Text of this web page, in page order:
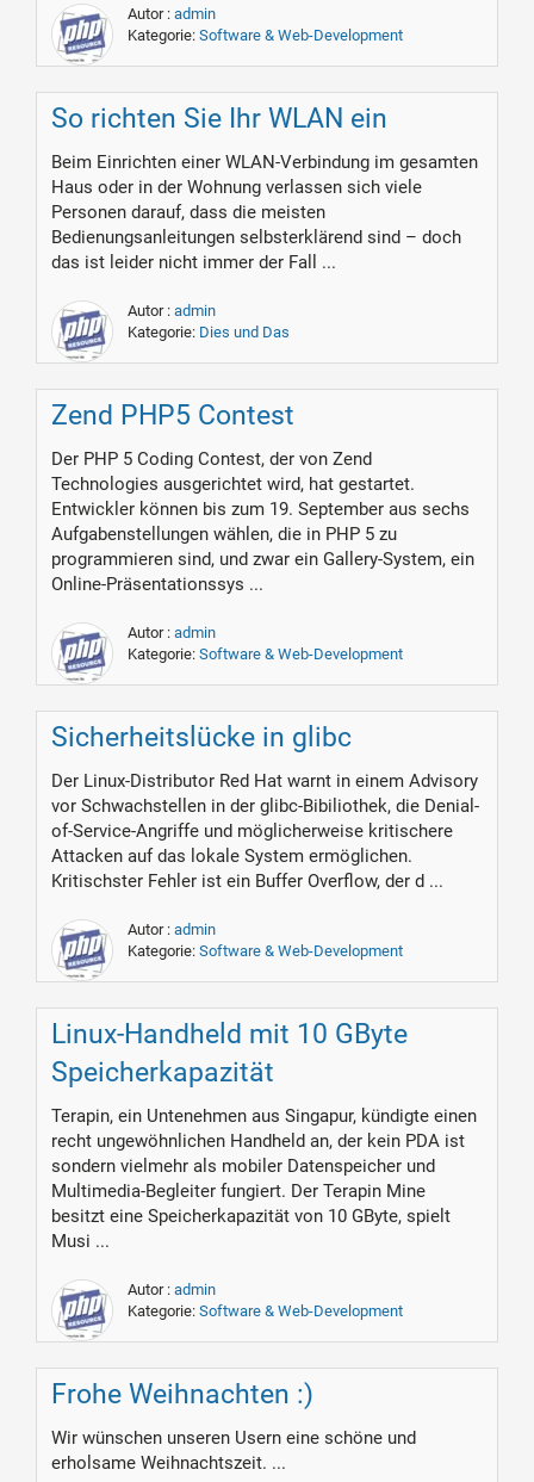
Autor : admin
Kategorie: Software & Web-Development
So richten Sie Ihr WLAN ein
Beim Einrichten einer WLAN-Verbindung im gesamten
Haus oder in der Wohnung verlassen sich viele
Personen darauf, dass die meisten
Bedienungsanleitungen selbsterklärend sind – doch
das ist leider nicht immer der Fall ...
Autor : admin
Kategorie: Dies und Das
Zend PHP5 Contest
Der PHP 5 Coding Contest, der von Zend
Technologies ausgerichtet wird, hat gestartet.
Entwickler können bis zum 19. September aus sechs
Aufgabenstellungen wählen, die in PHP 5 zu
programmieren sind, und zwar ein Gallery-System, ein
Online-Präsentationssys ...
Autor : admin
Kategorie: Software & Web-Development
Sicherheitslücke in glibc
Der Linux-Distributor Red Hat warnt in einem Advisory
vor Schwachstellen in der glibc-Bibiliothek, die Denial-
of-Service-Angriffe und möglicherweise kritischere
Attacken auf das lokale System ermöglichen.
Kritischster Fehler ist ein Buffer Overflow, der d ...
Autor : admin
Kategorie: Software & Web-Development
Linux-Handheld mit 10 GByte
Speicherkapazität
Terapin, ein Untenehmen aus Singapur, kündigte einen
recht ungewöhnlichen Handheld an, der kein PDA ist
sondern vielmehr als mobiler Datenspeicher und
Multimedia-Begleiter fungiert. Der Terapin Mine
besitzt eine Speicherkapazität von 10 GByte, spielt
Musi ...
Autor : admin
Kategorie: Software & Web-Development
Frohe Weihnachten :)
Wir wünschen unseren Usern eine schöne und
erholsame Weihnachtszeit. ...